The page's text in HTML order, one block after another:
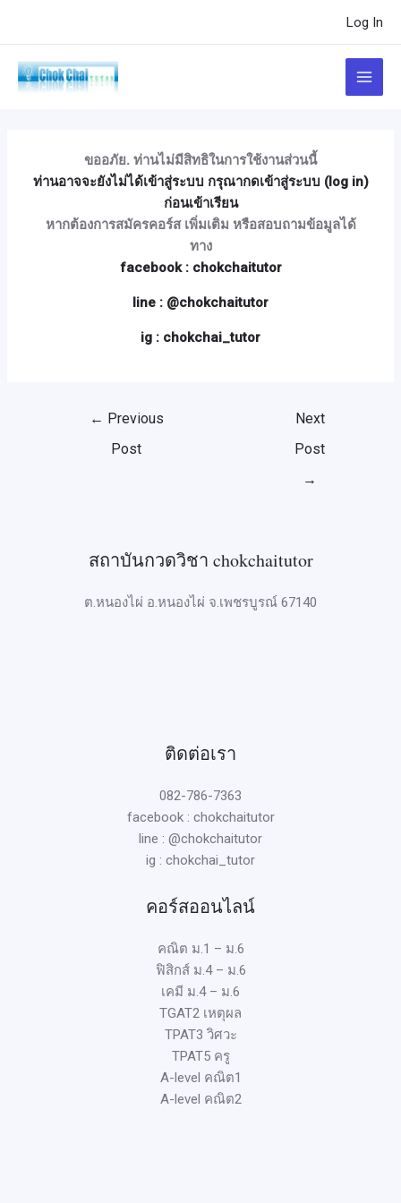
Log In
Main
Menu
ขออภัย. ท่านไม่มีสิทธิในการใช้งานส่วนนี้
ท่านอาจจะยังไม่ได้เข้าสู่ระบบ กรุณากดเข้าสู่ระบบ (log in)
ก่อนเข้าเรียน
หากต้องการสมัครคอร์ส เพิ่มเติม หรือสอบถามข้อมูลได้
ทาง
facebook : chokchaitutor
line : @chokchaitutor
ig : chokchai_tutor
← Previous
Post
Next
Post
→
สถาบันกวดวิชา chokchaitutor
ต.หนองไผ่ อ.หนองไผ่ จ.เพชรบูรณ์ 67140
ติดต่อเรา
082-786-7363
facebook : chokchaitutor
line : @chokchaitutor
ig : chokchai_tutor
คอร์สออนไลน์
คณิต ม.1 – ม.6
ฟิสิกส์ ม.4 – ม.6
เคมี ม.4 – ม.6
TGAT2 เหตุผล
TPAT3 วิศวะ
TPAT5 ครู
A-level คณิต1
A-level คณิต2